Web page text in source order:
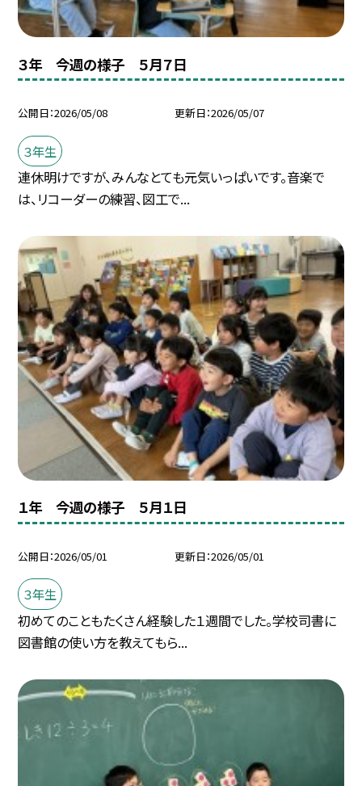
３年 今週の様子 ５月７日
公開日 2026/05/08 更新日 2026/05/07
３年生
連休明けですが、みんなとても元気いっぱいです。音楽で
は、リコーダーの練習、図工で...
１年 今週の様子 ５月１日
公開日 2026/05/01 更新日 2026/05/01
３年生
初めてのこともたくさん経験した１週間でした。学校司書に
図書館の使い方を教えてもら...